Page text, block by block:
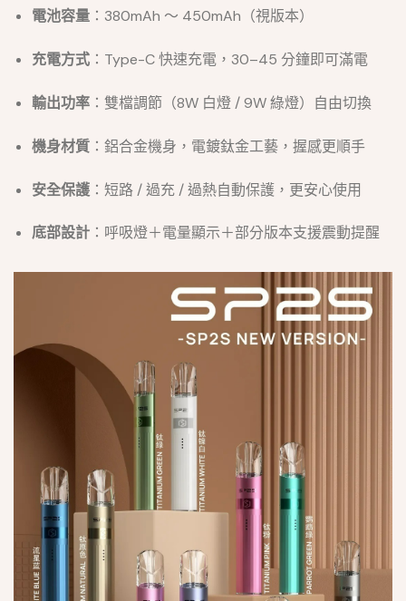
電池容量 ：380mAh ～ 450mAh（視版本）
充電方式 ：Type-C 快速充電，30–45 分鐘即可滿電
輸出功率 ：雙檔調節（8W 白燈 / 9W 綠燈）自由切換
機身材質 ：鋁合金機身，電鍍鈦金工藝，握感更順手
安全保護 ：短路 / 過充 / 過熱自動保護，更安心使用
底部設計 ：呼吸燈＋電量顯示＋部分版本支援震動提醒